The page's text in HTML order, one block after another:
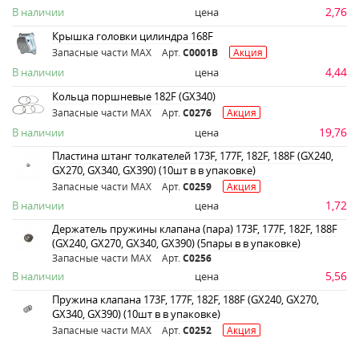
В наличии цена 2,76
Крышка головки цилиндра 168F
Запасные части MAX Арт. C0001B Акция
В наличии цена 4,44
Кольца поршневые 182F (GX340)
Запасные части MAX Арт. C0276 Акция
В наличии цена 19,76
Пластина штанг толкателей 173F, 177F, 182F, 188F (GX240,
GX270, GX340, GX390) (10шт в в упаковке)
Запасные части MAX Арт. C0259 Акция
В наличии цена 1,72
Держатель пружины клапана (пара) 173F, 177F, 182F, 188F
(GX240, GX270, GX340, GX390) (5пары в в упаковке)
Запасные части MAX Арт. C0256
В наличии цена 5,56
Пружина клапана 173F, 177F, 182F, 188F (GX240, GX270,
GX340, GX390) (10шт в в упаковке)
Запасные части MAX Арт. C0252 Акция